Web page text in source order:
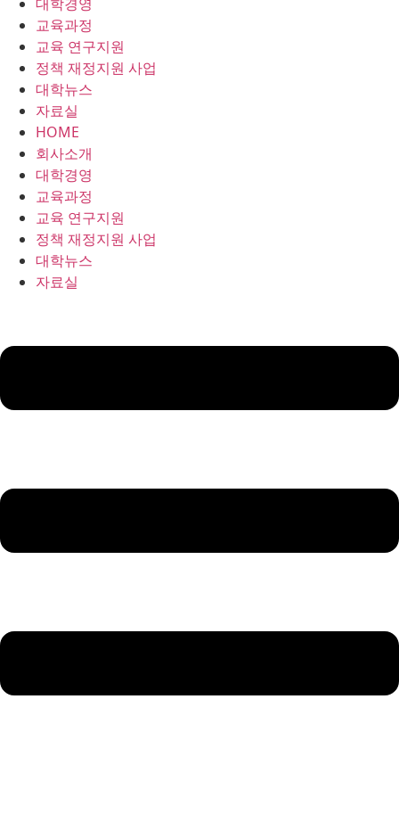
교육과정
교육 연구지원
정책 재정지원 사업
대학뉴스
자료실
HOME
회사소개
대학경영
교육과정
교육 연구지원
정책 재정지원 사업
대학뉴스
자료실